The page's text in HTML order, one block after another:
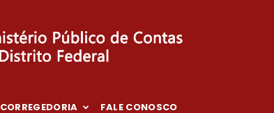
CORREGEDORIA FALE CONOSCO